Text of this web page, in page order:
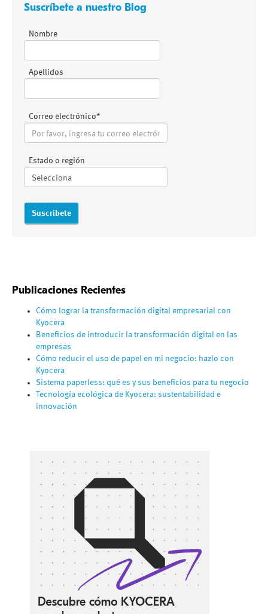
Suscríbete a nuestro Blog
Nombre
Apellidos
Correo electrónico*
Estado o región
Publicaciones Recientes
Cómo lograr la transformación digital empresarial con
Kyocera
Beneficios de introducir la transformación digital en las
empresas
Cómo reducir el uso de papel en mi negocio: hazlo con
Kyocera
Sistema paperless: qué es y sus beneficios para tu negocio
Tecnología ecológica de Kyocera: sustentabilidad e
innovación